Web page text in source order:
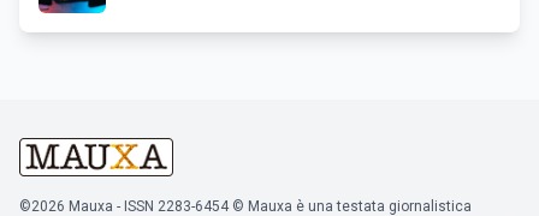
©2026 Mauxa - ISSN 2283-6454 © Mauxa è una testata giornalistica